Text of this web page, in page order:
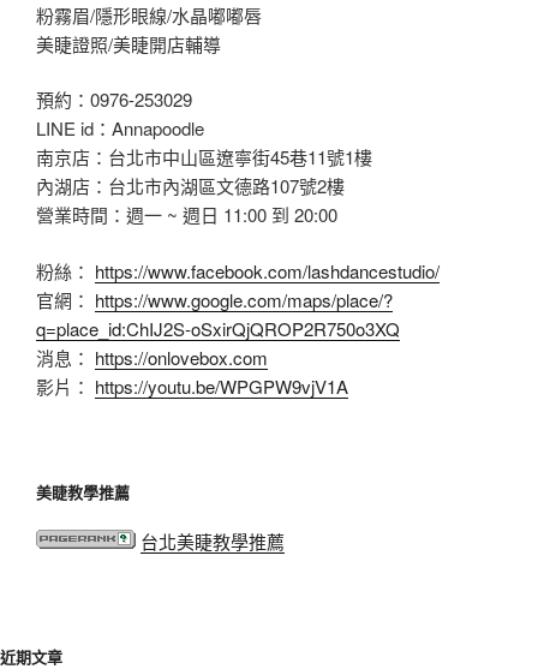
粉霧眉/隱形眼線/水晶嘟嘟唇
美睫證照/美睫開店輔導
預約：0976-253029
LINE id：Annapoodle
南京店：台北市中山區遼寧街45巷11號1樓
內湖店：台北市內湖區文德路107號2樓
營業時間：週一 ~ 週日 11:00 到 20:00
粉絲： https://www.facebook.com/lashdancestudio/
官網： https://www.google.com/maps/place/?
q=place_id:ChIJ2S-oSxirQjQROP2R750o3XQ
消息： https://onlovebox.com
影片： https://youtu.be/WPGPW9vjV1A
美睫教學推薦
台北美睫教學推薦
近期文章